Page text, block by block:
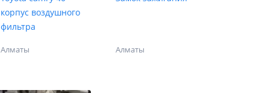
корпус воздушного
фильтра
Алматы Алматы